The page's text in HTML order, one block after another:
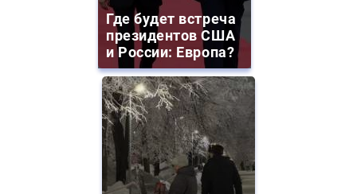
Где будет встреча
президентов США
и России: Европа?